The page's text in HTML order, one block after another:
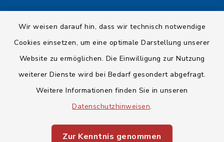
Wir weisen darauf hin, dass wir technisch notwendige
Cookies einsetzen, um eine optimale Darstellung unserer
Website zu ermöglichen. Die Einwilligung zur Nutzung
weiterer Dienste wird bei Bedarf gesondert abgefragt.
Weitere Informationen finden Sie in unseren
Datenschutzhinweisen.
Zur Kenntnis genommen
Datenschutz
Impressum
Sitemap
Cookie-Einstellungen